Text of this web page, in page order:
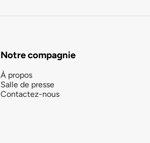
Notre compagnie
À propos
Salle de presse
Contactez-nous